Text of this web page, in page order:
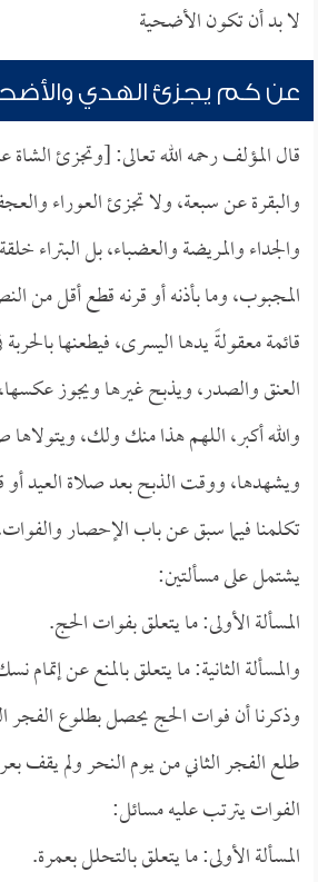
لا بد أن تكون الأضحية
عن كم يجزئ الهدي
قال المؤلف رحمه الله تعالى: [وتجزئ الشاة
والبقرة عن سبعة، ولا تجزئ العوراء
والجداء والمريضة والعضباء، بل البتراء
المجبوب، وما بأذنه أو قرنه قطع أقل من
قائمة معقولةً يدها اليسرى، فيطعنها
العنق والصدر، ويذبح غيرها ويجوز
والله أكبر، اللهم هذا منك ولك،
ويشهدها، ووقت الذبح بعد صلاة العيد
تكلمنا فيما سبق عن باب الإحصار
يشتمل على مسألتين:
المسألة الأولى: ما يتعلق بفوات الحج.
والمسألة الثانية: ما يتعلق بالمنع عن إتمام
وذكرنا أن فوات الحج يحصل بطلوع الفجر
طلع الفجر الثاني من يوم النحر ولم يقف
الفوات يترتب عليه مسائل:
المسألة الأولى: ما يتعلق بالتحلل بعمرة.